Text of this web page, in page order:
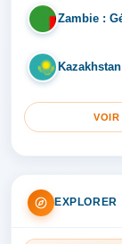
ZA Zambie :
KA
VOIR
EXPLORER